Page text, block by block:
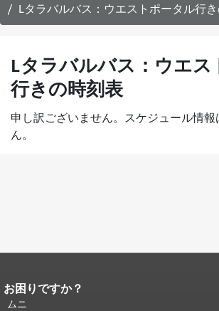
よ
う
旅
し
Lタラバルバス：ウエストポータル行
Lタラバルバス：ウエス
行きの時刻表
申し訳ございません。スケジュール情
ん。
ページコンテンツの終わり。
ジの残りの部分はすべてのページで繰
お困りですか？
ムニ